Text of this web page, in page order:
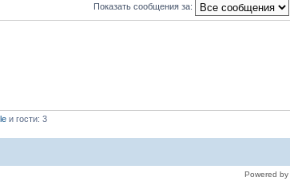
Показать сообщения за:
и гости: 3
Powered by